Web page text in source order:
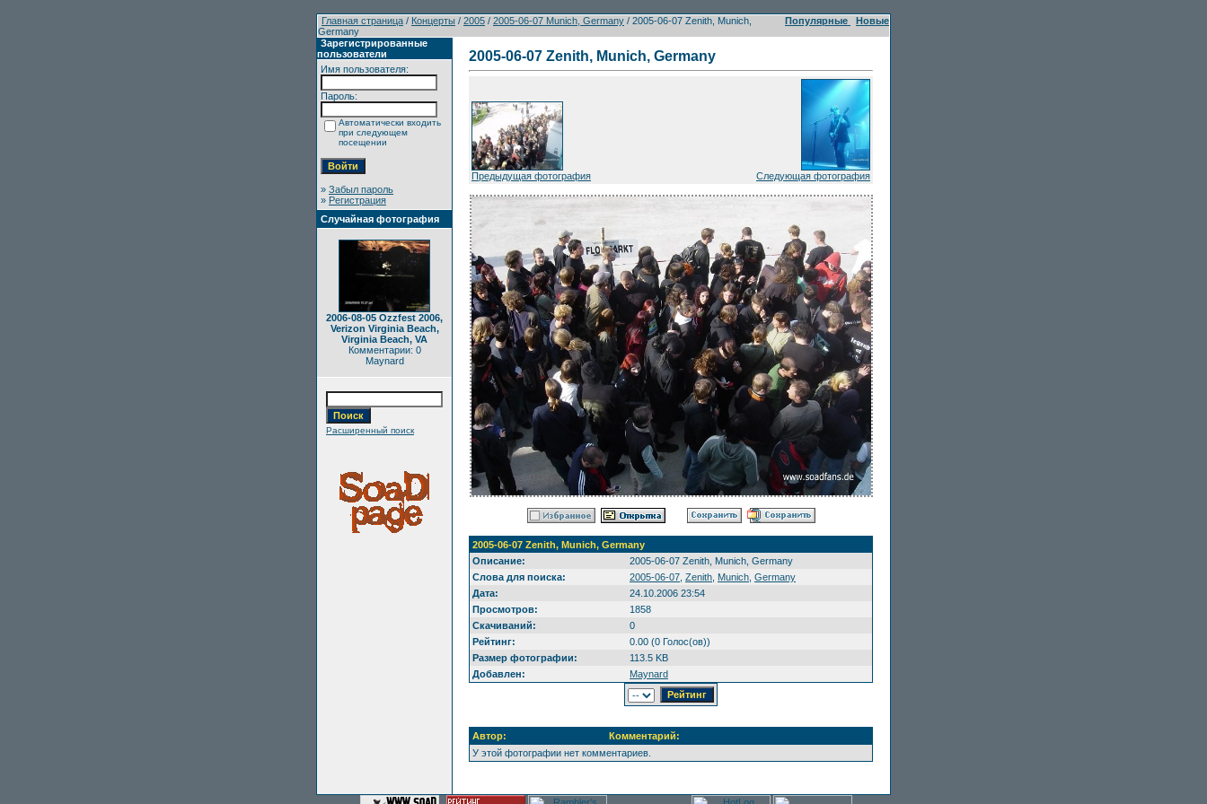
Главная страница / Концерты / 2005 / 2005-06-07 Munich, Germany / 2005-06-07 Zenith, Munich,
Germany
Популярные Новые
Зарегистрированные
пользователи
Имя пользователя:
Пароль:
Автоматически входить
при следующем
посещении
» Забыл пароль
» Регистрация
Случайная фотография
2006-08-05 Ozzfest 2006,
Verizon Virginia Beach,
Virginia Beach, VA
Комментарии: 0
Maynard
Расширенный поиск
2005-06-07 Zenith, Munich, Germany
Предыдущая фотография Следующая фотография
2005-06-07 Zenith, Munich, Germany
Описание:
2005-06-07 Zenith, Munich, Germany
Слова для поиска:
2005-06-07 Zenith Munich Germany
Дата:
24.10.2006 23:54
Просмотров:
1858
Скачиваний:
0
Рейтинг:
0.00 (0 Голос(ов))
Размер фотографии:
113.5 KB
Добавлен:
Maynard
Автор:
Комментарий:
У этой фотографии нет комментариев.